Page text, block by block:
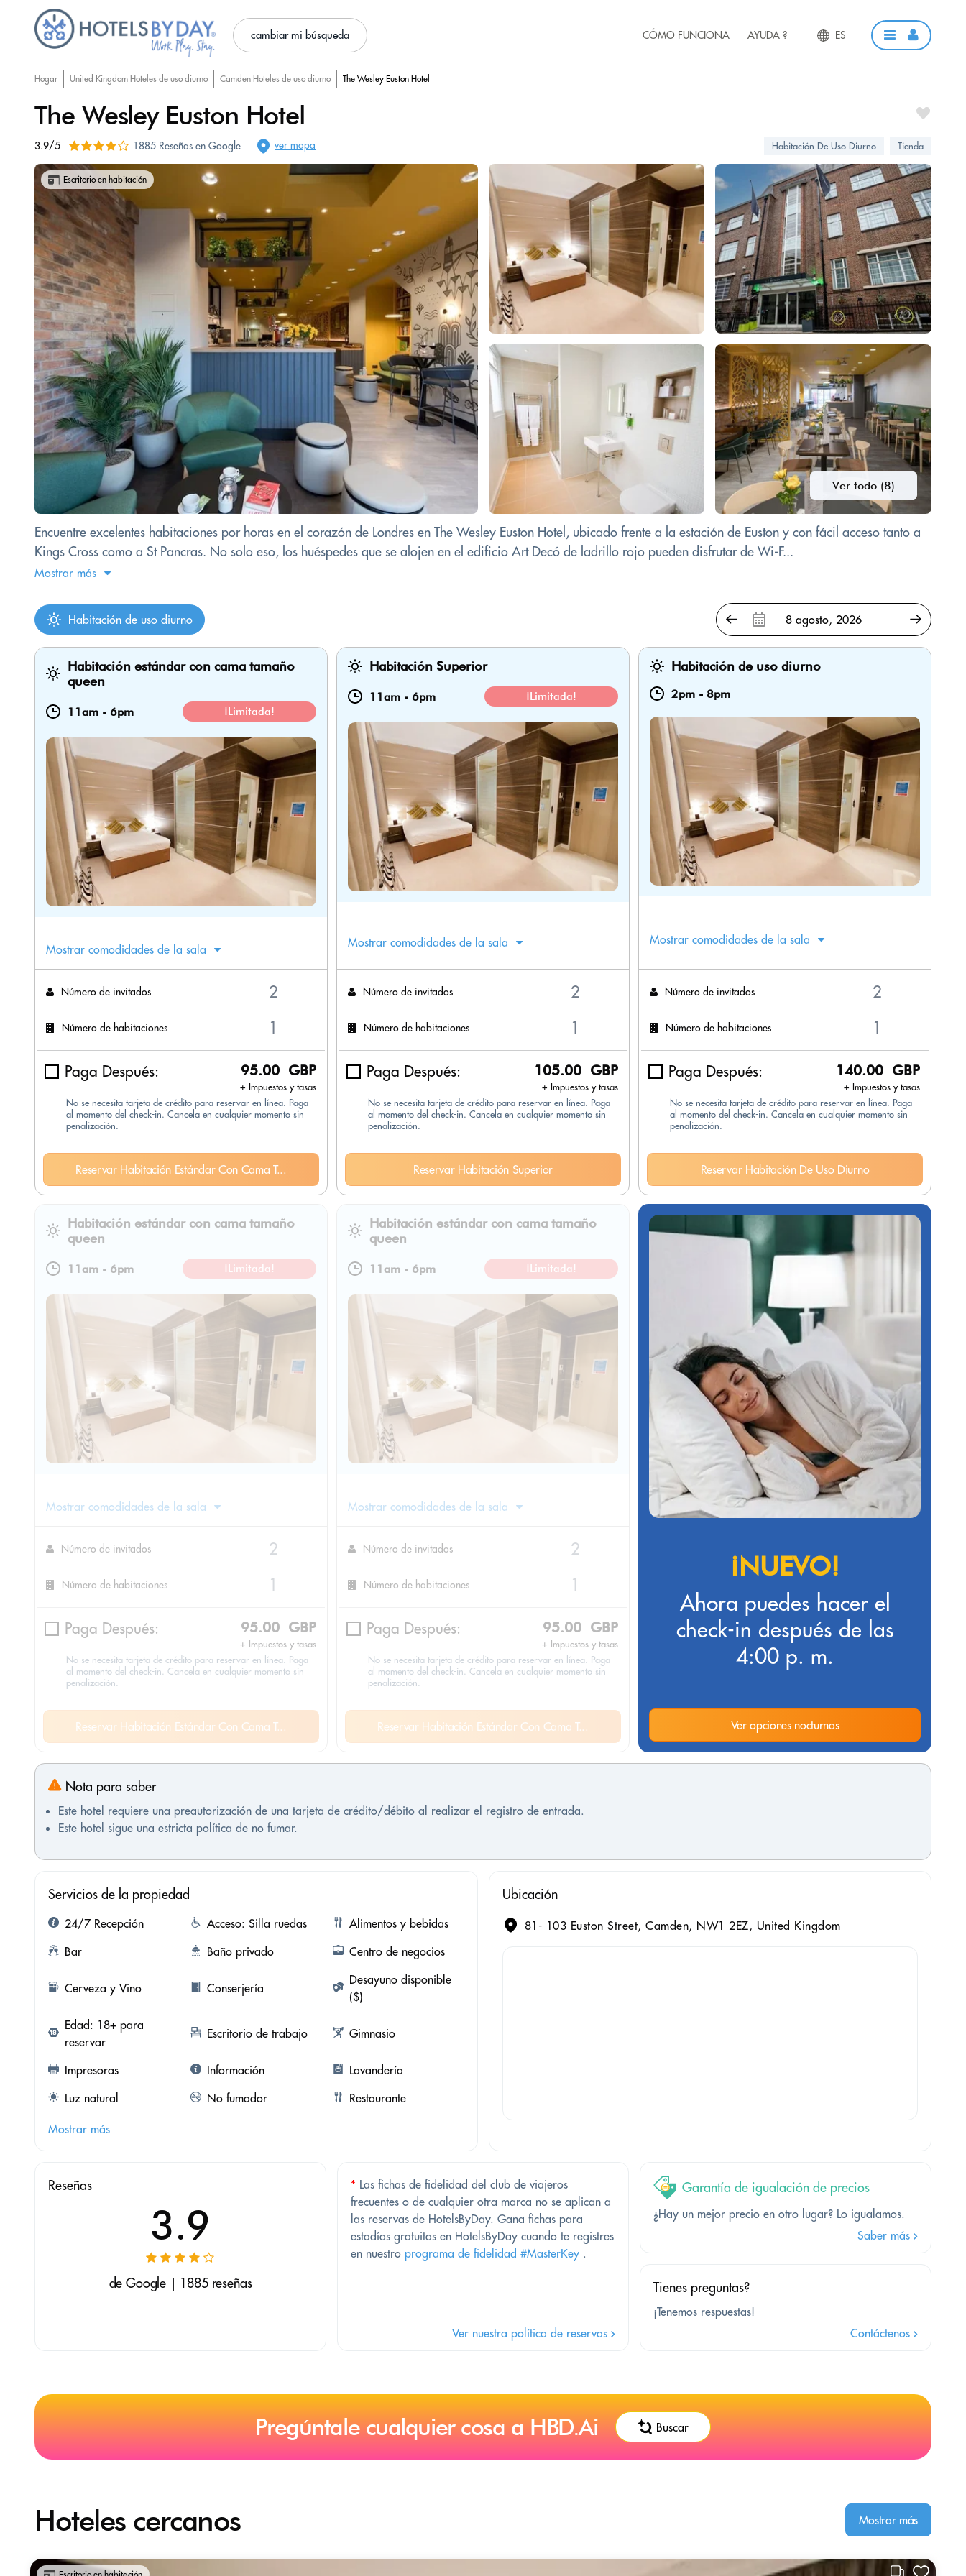
cambiar mi búsqueda CÓMO FUNCIONA AYUDA ? ES
Hogar United Kingdom Hoteles de uso diurno Camden Hoteles de uso diurno The Wesley Euston Hotel
The Wesley Euston Hotel
3.9/5 1885 Reseñas en Google ver mapa Habitación De Uso Diurno Tienda
Ver todo (8)
Escritorio en habitación
Encuentre excelentes habitaciones por horas en el corazón de Londres en The Wesley Euston Hotel, ubicado frente a la estación de Euston y con fácil acceso tanto a
Kings Cross como a St Pancras. No solo eso, los huéspedes que se alojen en el edificio Art Decó de ladrillo rojo pueden disfrutar de Wi-F...
Mostrar más
Habitación de uso diurno
Habitación estándar con cama tamaño
queen
11am - 6pm ¡Limitada!
Mostrar comodidades de la sala
Número de invitados
Número de habitaciones
Paga Después: 95.00 GBP
+ Impuestos y tasas
No se necesita tarjeta de crédito para reservar en línea. Paga
al momento del check-in. Cancela en cualquier momento sin
penalización.
Reservar Habitación Estándar Con Cama T...
Habitación Superior
11am - 6pm ¡Limitada!
Mostrar comodidades de la sala
Número de invitados
Número de habitaciones
Paga Después: 105.00 GBP
+ Impuestos y tasas
No se necesita tarjeta de crédito para reservar en línea. Paga
al momento del check-in. Cancela en cualquier momento sin
penalización.
Reservar Habitación Superior
Habitación de uso diurno
2pm - 8pm
Mostrar comodidades de la sala
Número de invitados
Número de habitaciones
Paga Después: 140.00 GBP
+ Impuestos y tasas
No se necesita tarjeta de crédito para reservar en línea. Paga
al momento del check-in. Cancela en cualquier momento sin
penalización.
Reservar Habitación De Uso Diurno
Habitación estándar con cama tamaño
queen
11am - 6pm ¡Limitada!
Mostrar comodidades de la sala
Número de invitados
Número de habitaciones
Paga Después: 95.00 GBP
+ Impuestos y tasas
No se necesita tarjeta de crédito para reservar en línea. Paga
al momento del check-in. Cancela en cualquier momento sin
penalización.
Reservar Habitación Estándar Con Cama T...
Habitación estándar con cama tamaño
queen
11am - 6pm ¡Limitada!
Mostrar comodidades de la sala
Número de invitados
Número de habitaciones
Paga Después: 95.00 GBP
+ Impuestos y tasas
No se necesita tarjeta de crédito para reservar en línea. Paga
al momento del check-in. Cancela en cualquier momento sin
penalización.
Reservar Habitación Estándar Con Cama T...
¡NUEVO!
Ahora puedes hacer el
check-in después de las
4:00 p. m.
Ver opciones nocturnas
Nota para saber
Este hotel requiere una preautorización de una tarjeta de crédito/débito al realizar el registro de entrada.
Este hotel sigue una estricta política de no fumar.
Servicios de la propiedad
24/7 Recepción Acceso: Silla ruedas
Alimentos y bebidas
Bar
Baño privado Centro de negocios
Cerveza y Vino Conserjería
Desayuno disponible
($)
Edad: 18+ para
reservar
Escritorio de trabajo Gimnasio
Impresoras Información
Lavandería
Luz natural
No fumador Restaurante
Mostrar más
Ubicación
81- 103 Euston Street, Camden, NW1 2EZ, United Kingdom
Reseñas
3.9
de Google | 1885 reseñas
* Las fichas de fidelidad del club de viajeros
frecuentes o de cualquier otra marca no se aplican a
las reservas de HotelsByDay. Gana fichas para
estadías gratuitas en HotelsByDay cuando te registres
en nuestro programa de fidelidad #MasterKey .
Ver nuestra política de reservas
Garantía de igualación de precios
¿Hay un mejor precio en otro lugar? Lo igualamos.
Saber más
Tienes preguntas?
¡Tenemos respuestas!
Contáctenos
Pregúntale cualquier cosa a HBD.Ai Buscar
Hoteles cercanos Mostrar más